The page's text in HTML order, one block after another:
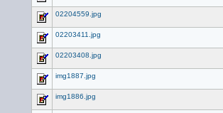
02204559.jpg
02203411.jpg
02203408.jpg
img1887.jpg
img1886.jpg